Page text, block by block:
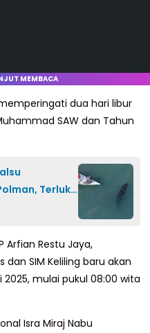
MEMBACA
dua hari libur
SAW dan Tahun
Terluka
Arfian Restu Jaya,
SIM Keliling baru akan
mulai pukul 08:00 wita
Isra Miraj Nabu